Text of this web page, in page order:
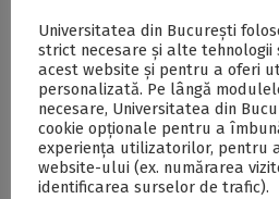
Postări Asemănătoare:
Universitatea din București
strict necesare și alte
acest website și pentru a oferi
personalizată. Pe lângă
necesare, Universitatea din
cookie opționale pentru a
experiența utilizatorilor, pentru
website-ului (ex. numărarea
identificarea surselor de trafic).